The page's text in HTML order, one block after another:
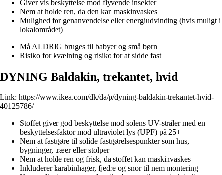
Giver vis beskyttelse mod flyvende insekter
Nem at holde ren, da den kan maskinvaskes
Mulighed for genanvendelse eller energiudvinding (hvis muligt i
lokalområdet)
Må ALDRIG bruges til babyer og små børn
Risiko for kvælning og risiko for at sidde fast
DYNING Baldakin, trekantet, hvid
Link: https://www.ikea.com/dk/da/p/dyning-baldakin-trekantet-hvid-
40125786/
Stoffet giver god beskyttelse mod solens UV-stråler med en
beskyttelsesfaktor mod ultraviolet lys (UPF) på 25+
Nem at fastgøre til solide fastgørelsespunkter som hus,
bygninger, træer eller stolper
Nem at holde ren og frisk, da stoffet kan maskinvaskes
Inkluderer karabinhager, fjedre og snor til nem montering